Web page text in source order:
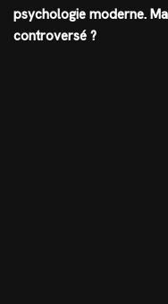
psychologie moderne.
controversé ?